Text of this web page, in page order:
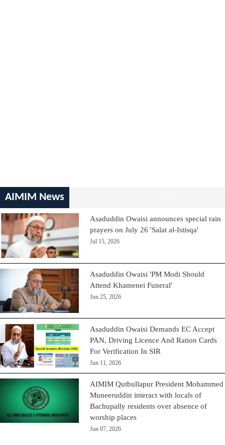
AIMIM News
Asaduddin Owaisi announces special rain
prayers on July 26 'Salat al-Istisqa'
Jul 15, 2026
Asaduddin Owaisi 'PM Modi Should
Attend Khamenei Funeral'
Jun 25, 2026
Asaduddin Owaisi Demands EC Accept
PAN, Driving Licence And Ration Cards
For Verification In SIR
Jun 11, 2026
AIMIM Qutbullapur President Mohammed
Muneeruddin interact with locals of
Bachupally residents over absence of
worship places
Jun 07, 2026